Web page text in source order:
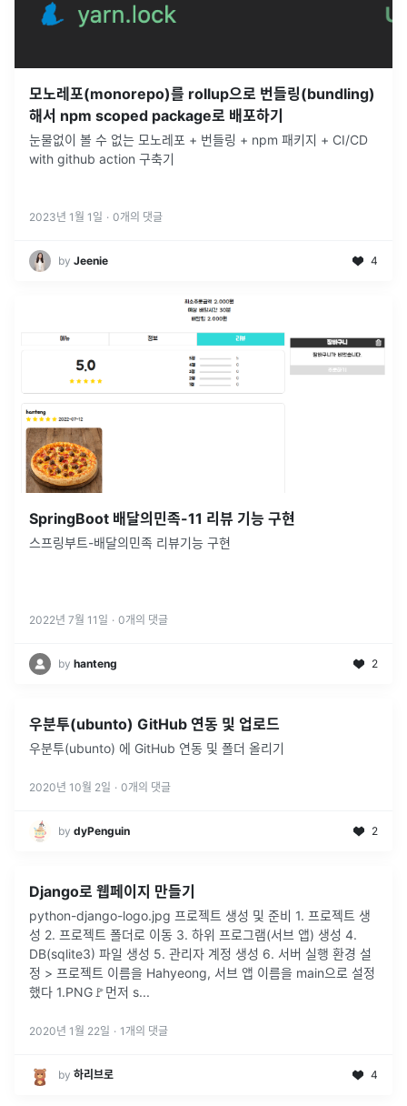
모노레포(monorepo)를 rollup으로 번들링(bundling)
해서 npm scoped package로 배포하기
눈물없이 볼 수 없는 모노레포 + 번들링 + npm 패키지 + CI/CD
with github action 구축기
2023년 1월 1일 · 0개의 댓글
by Jeenie 4
SpringBoot 배달의민족-11 리뷰 기능 구현
스프링부트-배달의민족 리뷰기능 구현
2022년 7월 11일 · 0개의 댓글
by hanteng 2
우분투(ubunto) GitHub 연동 및 업로드
우분투(ubunto) 에 GitHub 연동 및 폴더 올리기
2020년 10월 2일 · 0개의 댓글
by dyPenguin 2
Django로 웹페이지 만들기
python-django-logo.jpg 프로젝트 생성 및 준비 1. 프로젝트 생
성 2. 프로젝트 폴더로 이동 3. 하위 프로그램(서브 앱) 생성 4.
DB(sqlite3) 파일 생성 5. 관리자 계정 생성 6. 서버 실행 환경 설
정 > 프로젝트 이름을 Hahyeong, 서브 앱 이름을 main으로 설정
했다 1.PNG🚩먼저 s...
2020년 1월 22일 · 1 개의 댓글
by 하리브로 4